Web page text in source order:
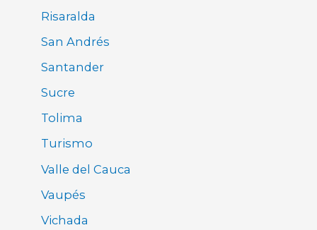
Risaralda
San Andrés
Santander
Sucre
Tolima
Turismo
Valle del Cauca
Vaupés
Vichada